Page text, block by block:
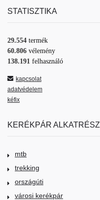
STATISZTIKA
29.554 termék
60.806 vélemény
138.191 felhasználó
kapcsolat
adatvédelem
kéfix
KERÉKPÁR ALKATRÉSZ
mtb
trekking
országúti
városi kerékpár